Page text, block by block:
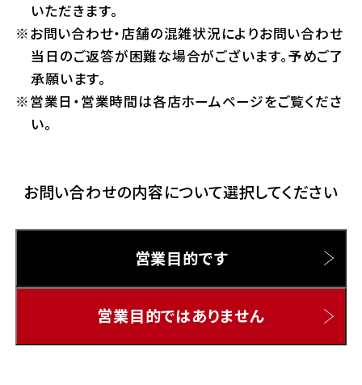
Gmailをご利用の方
いただきます。
お問い合わせ・店舗の混雑状況によりお問い合わせ
当日のご返答が困難な場合がございます。予めご了
承願います。
営業日・営業時間は各店ホームページをご覧くださ
い。
お問い合わせの内容について選択してください
営業目的です
営業目的ではありません
千葉県
ホンダドリーム 船橋
ホンダドリーム 松戸
埼玉県
ホンダドリーム 鴻巣
ホンダドリーム 西宮甲子園
奈良県
ホンダドリーム 奈良